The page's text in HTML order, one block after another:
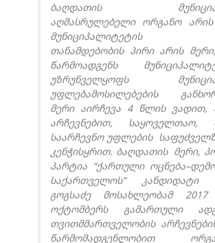
ბაღდათის
აღმასრულებელი ორგანო
მუნიციპალიტეტის
თანამდებობის პირი არის
წარმოადგენს
უზრუნველყოფს
უფლებამოსილებების
მერი აირჩევა 4 წლის ვადით,
არჩევნებით, საყოველთაო,
საარჩევნო უფლების
კენჭისყრით. ბაღდათის მერი,
პარტია “ქართული
საქართველოს”
გოგსაძე მოსახლეობამ
ოქტომბერს გამართული
თვითმმართველობის
წარმომადგენლობით